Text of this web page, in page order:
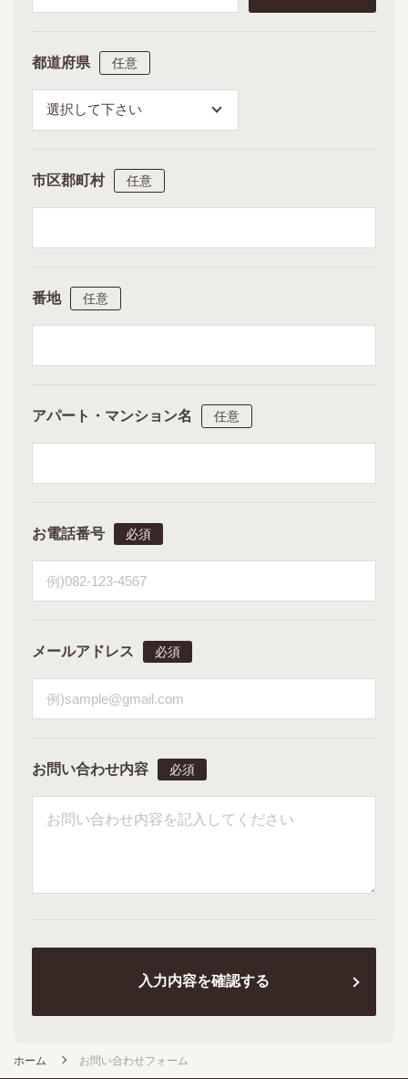
都道府県
市区郡町村
番地
アパート・マンション名
お電話番号
メールアドレス
お問い合わせ内容
入力内容を確認する
ホーム お問い合わせフォーム